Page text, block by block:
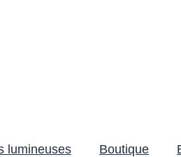
lumineuses Boutique